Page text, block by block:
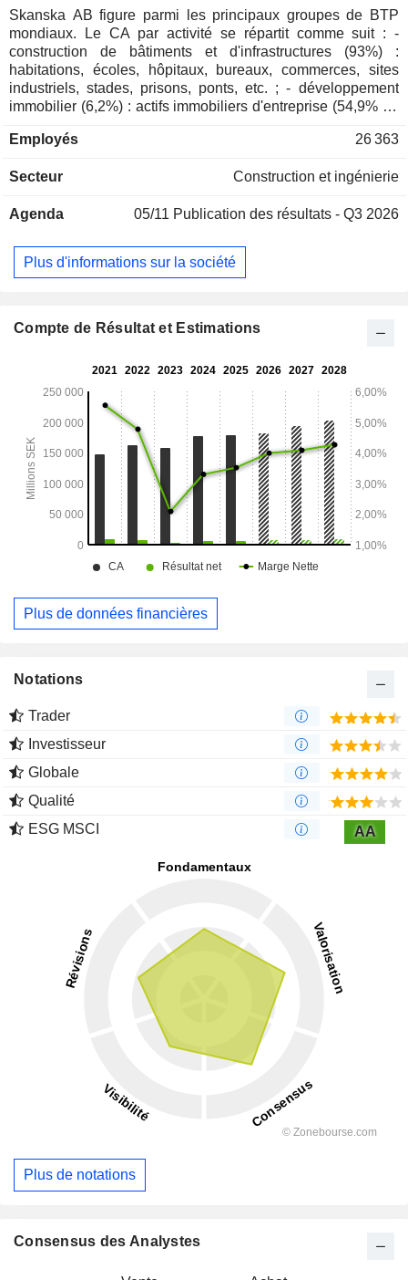
Skanska AB figure parmi les principaux groupes de BTP
mondiaux. Le CA par activité se répartit comme suit : -
construction de bâtiments et d'infrastructures (93%) :
habitations, écoles, hôpitaux, bureaux, commerces, sites
industriels, stades, prisons, ponts, etc. ; - développement
immobilier (6,2%) : actifs immobiliers d'entreprise (54,9% du
logistiques) et immeubles résidentiels (45,1%) ; - détention
CA est la suivante : Suède (18,5%), Etats-Unis (47,7%),
Employés 26 363
Secteur Construction et ingénierie
Agenda 05/11 Publication des résultats - Q3 2026
Plus d'informations sur la société
Compte de Résultat et Estimations
Plus de données financières
Notations
Trader
Investisseur
Globale
Qualité
ESG MSCI
AA
Plus de notations
Consensus des Analystes